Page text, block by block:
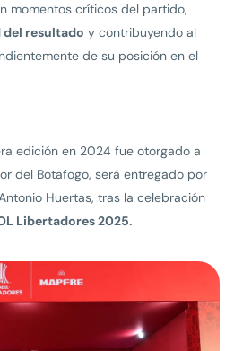
momentos críticos del partido,
resultado y contribuyendo al
de su posición en el
edición en 2024 fue otorgado a
del Botafogo, será entregado por
Huertas, tras la celebración
Libertadores 2025.